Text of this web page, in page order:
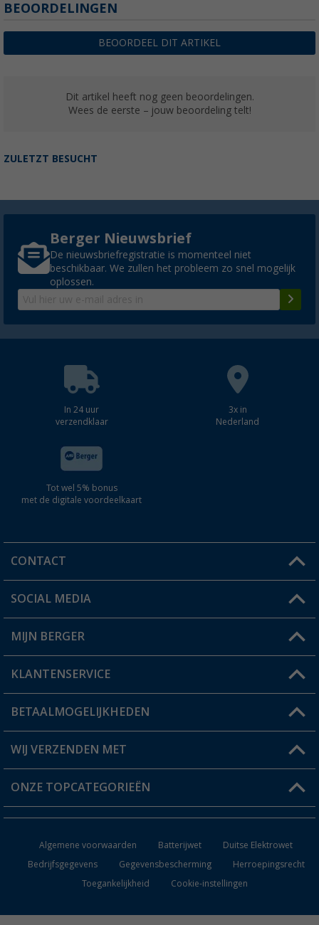
BEOORDELINGEN
BEOORDEEL DIT ARTIKEL
Dit artikel heeft nog geen beoordelingen.
Wees de eerste – jouw beoordeling telt!
ZULETZT BESUCHT
Berger Nieuwsbrief
De nieuwsbriefregistratie is momenteel niet
beschikbaar. We zullen het probleem zo snel mogelijk
oplossen.
In 24 uur
verzendklaar
3x in
Nederland
Tot wel 5% bonus
met de digitale voordeelkaart
CONTACT
Een vraag?
Winkel vinden
SOCIAL MEDIA
MIJN BERGER
Mijn account
Status bestelling
Verlanglijstje
KLANTENSERVICE
FAQ & Contact
Verzendinformatie
Catalogus
BETAALMOGELIJKHEDEN
WIJ VERZENDEN MET
ONZE TOPCATEGORIEËN
Keukenaccessoires
Campingmeubilair
Campingtoiletten
Algemene voorwaarden Batterijwet
Duitse Elektrowet
Bedrijfsgegevens
Gegevensbescherming
Herroepingsrecht
Toegankelijkheid
Cookie-instellingen